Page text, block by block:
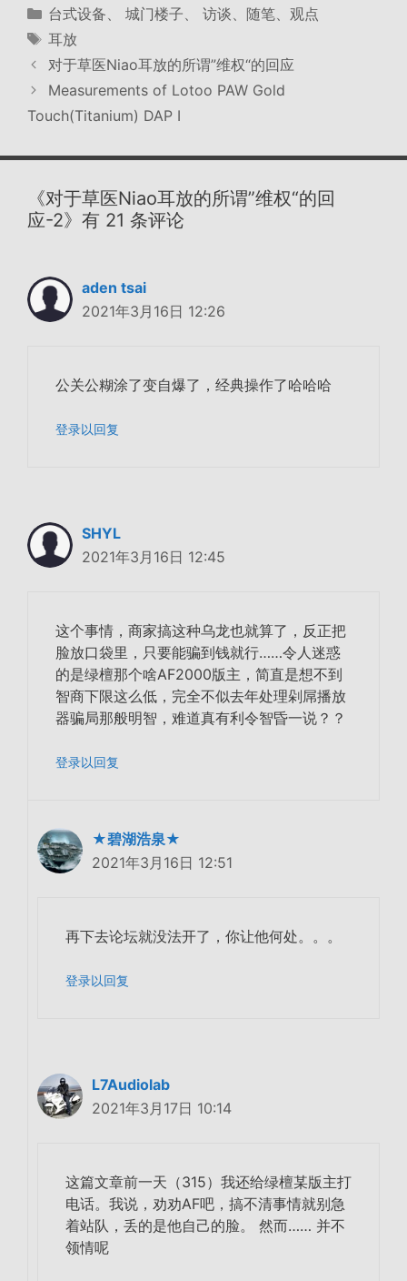
分
类
台式设备、 城门楼子、 访谈、随笔、观点
标
签
耳放
对于草医Niao耳放的所谓”维权“的回应
Measurements of Lotoo PAW Gold
Touch(Titanium) DAP I
《对于草医Niao耳放的所谓”维权“的回
应-2》有 21 条评论
aden tsai
2021年3月16日 12:26
公关公糊涂了变自爆了，经典操作了哈哈哈
登录以回复
SHYL
2021年3月16日 12:45
这个事情，商家搞这种乌龙也就算了，反正把
脸放口袋里，只要能骗到钱就行……令人迷惑
的是绿檀那个啥AF2000版主，简直是想不到
智商下限这么低，完全不似去年处理剁屌播放
器骗局那般明智，难道真有利令智昏一说？？
登录以回复
★碧湖浩泉★
2021年3月16日 12:51
再下去论坛就没法开了，你让他何处。。。
登录以回复
L7Audiolab
2021年3月17日 10:14
这篇文章前一天（315）我还给绿檀某版主打
电话。我说，劝劝AF吧，搞不清事情就别急
着站队，丢的是他自己的脸。 然而…… 并不
领情呢